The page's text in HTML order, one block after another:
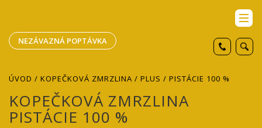
NEZÁVAZNÁ POPTÁVKA
ÚVOD / KOPEČKOVÁ ZMRZLINA / PLUS / PISTÁCIE 100 %
KOPEČKOVÁ ZMRZLINA
PISTÁCIE 100 %